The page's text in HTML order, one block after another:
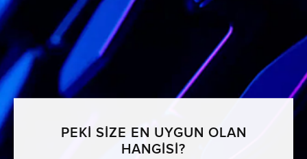
PEKİ SİZE EN UYGUN OLAN
HANGİSİ?